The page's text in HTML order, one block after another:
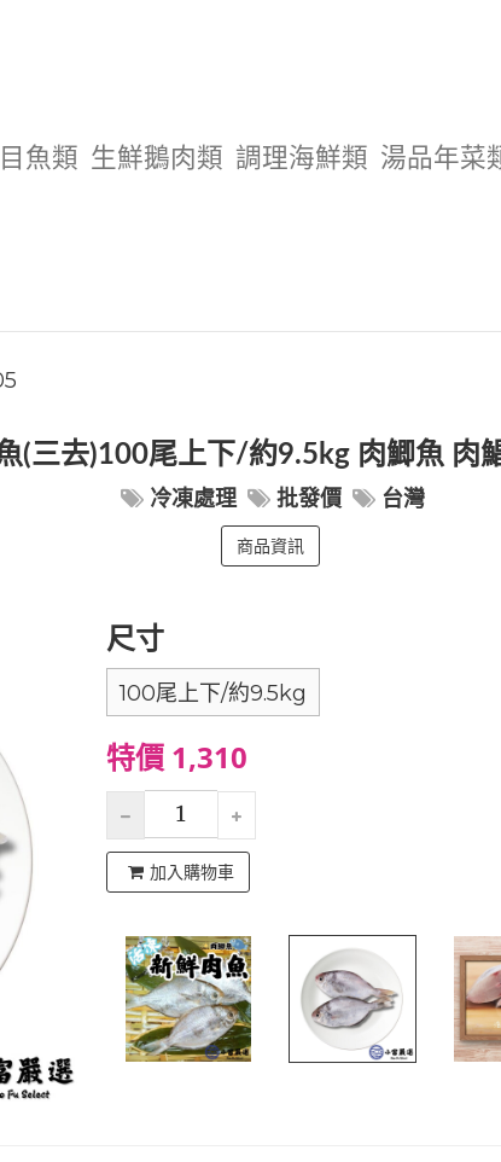
魚類 生鮮鵝肉類 調理海鮮類 湯品年菜
(三去)100尾上下/約9.5kg 肉鯽魚 肉
冷凍處理 批發價 台灣
商品資訊
尺寸
100尾上下/約9.5kg
特價 1,310
加入購物車